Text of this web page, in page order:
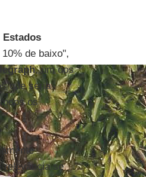
Estados
de baixo",
, um dos
que seria
os
relevância se